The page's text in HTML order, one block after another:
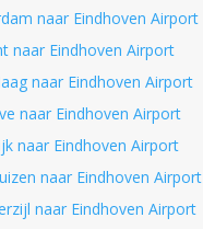
naar Eindhoven Airport
naar Eindhoven Airport
naar Eindhoven Airport
naar Eindhoven Airport
naar Eindhoven Airport
naar Eindhoven Airport
naar Eindhoven Airport